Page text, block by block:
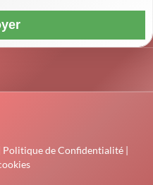
Politique de Confidentialité |